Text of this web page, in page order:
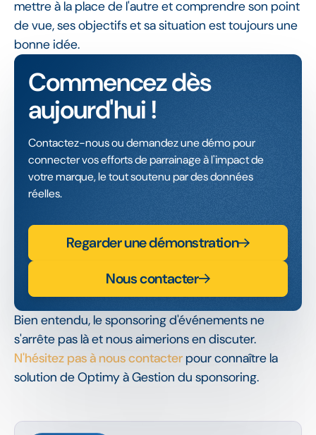
mettre à la place de l'autre et comprendre son point
de vue, ses objectifs et sa situation est toujours une
bonne idée.
Commencez dès
aujourd'hui !
Contactez-nous ou demandez une démo pour
connecter vos efforts de parrainage à l'impact de
votre marque, le tout soutenu par des données
réelles.
Regarder une démonstration
Nous contacter
Bien entendu, le sponsoring d'événements ne
s'arrête pas là et nous aimerions en discuter.
N'hésitez pas à nous contacter pour connaître la
solution de Optimy à Gestion du sponsoring.